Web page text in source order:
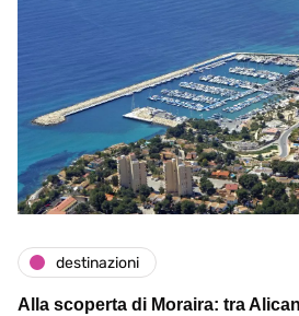
destinazioni
Alla scoperta di Moraira: tra